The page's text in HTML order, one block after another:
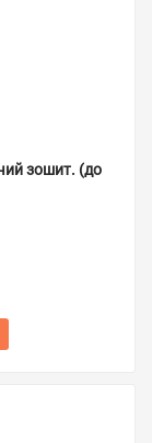
зошит. (до